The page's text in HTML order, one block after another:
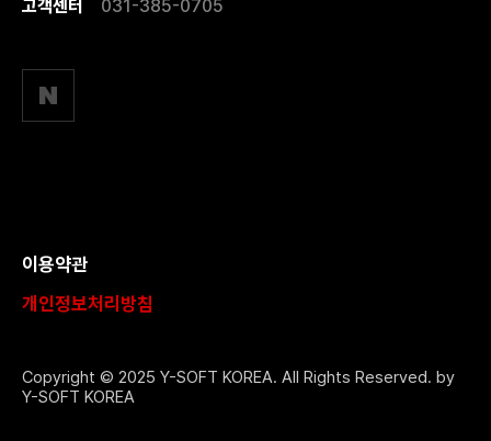
고객센터
031-385-0705
이용약관
개인정보처리방침
Copyright © 2025 Y-SOFT KOREA. All Rights Reserved. by
Y-SOFT KOREA